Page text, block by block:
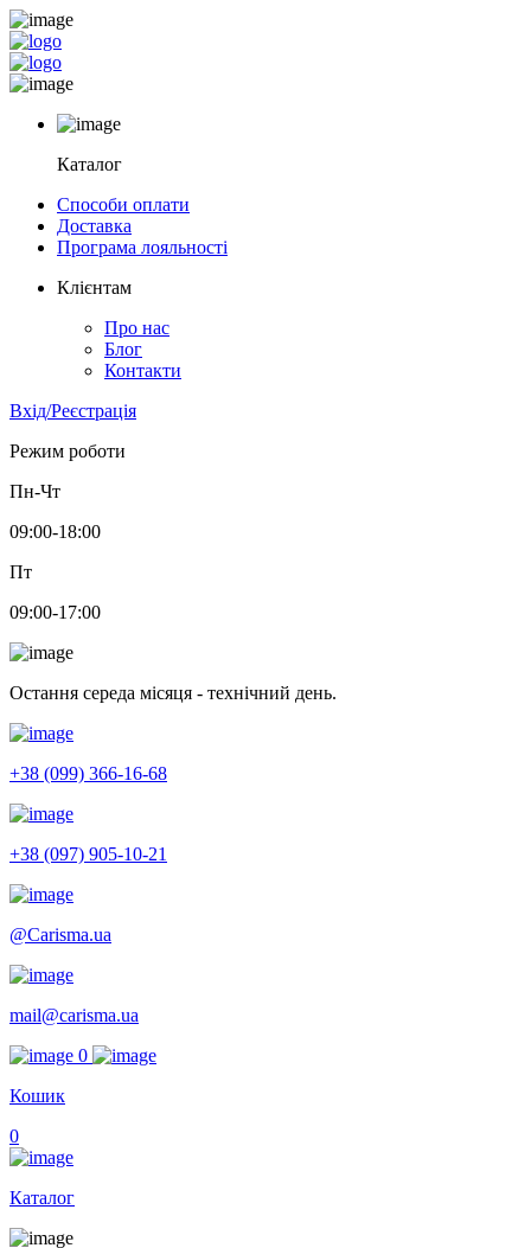
Каталог
Способи оплати
Доставка
Програма лояльності
Клієнтам
Про нас
Блог
Контакти
Вхід/Реєстрація
Режим роботи
Пн-Чт
09:00-18:00
Пт
09:00-17:00
Остання середа місяця - технічний день.
+38 (099) 366-16-68
+38 (097) 905-10-21
@Carisma.ua
mail@carisma.ua
0
Кошик
0
Каталог